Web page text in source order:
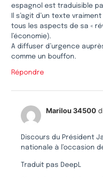
espagnol est traduisible
Il s’agit d’un texte
tous les aspects de sa «
l’économie).
A diffuser d’urgence
comme un bouffon.
Répondre
Marilou 34500
Discours du Président
nationale à l’occasion
Traduit pas DeepL